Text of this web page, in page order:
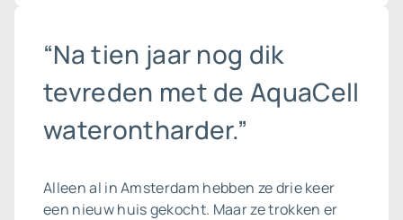
“Na tien jaar nog dik
tevreden met de AquaCell
waterontharder.”
Alleen al in Amsterdam hebben ze drie keer
een nieuw huis gekocht. Maar ze trokken er